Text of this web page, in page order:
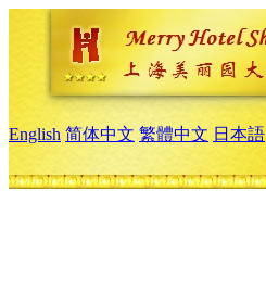
English 简体中文 繁體中文 日本語